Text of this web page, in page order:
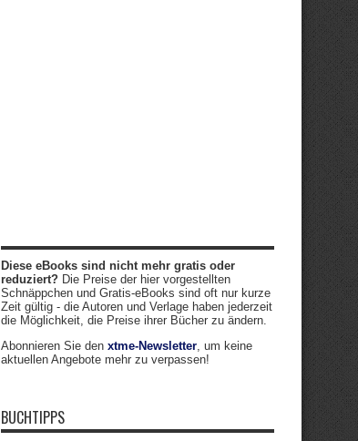
Diese eBooks sind nicht mehr gratis oder
reduziert? Die Preise der hier vorgestellten
Schnäppchen und Gratis-eBooks sind oft nur kurze
Zeit gültig - die Autoren und Verlage haben jederzeit
die Möglichkeit, die Preise ihrer Bücher zu ändern.
Abonnieren Sie den xtme-Newsletter, um keine
aktuellen Angebote mehr zu verpassen!
BUCHTIPPS